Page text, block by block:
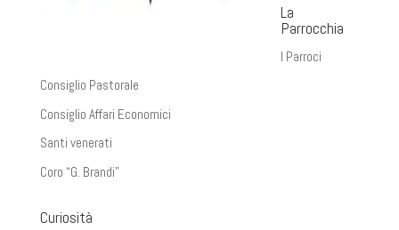
La
Parrocchia
I Parroci
Consiglio Pastorale
Consiglio Affari Economici
Santi venerati
Coro “G. Brandi”
Curiosità